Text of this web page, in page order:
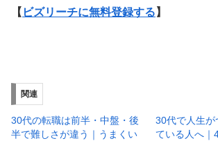
【 ビズリーチに無料登録する 】
関連
30代の転職は前半・中盤・後
半で難しさが違う｜うまくい
30代で人生が
ている人へ｜